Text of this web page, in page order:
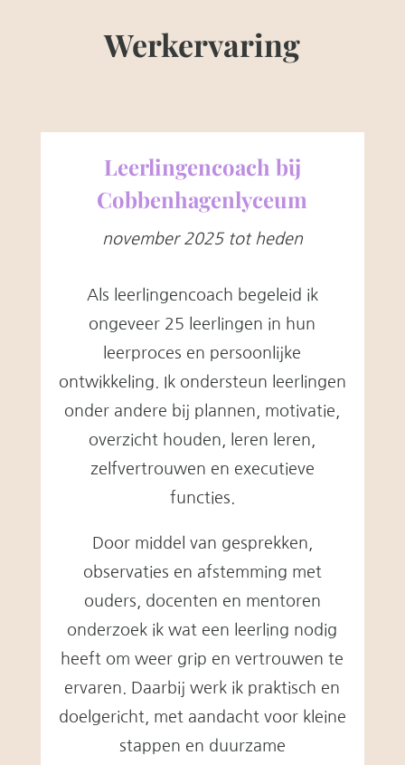
Werkervaring
Leerlingencoach bij
Cobbenhagenlyceum
november 2025 tot heden
Als leerlingencoach begeleid ik
ongeveer 25 leerlingen in hun
leerproces en persoonlijke
ontwikkeling. Ik ondersteun leerlingen
onder andere bij plannen, motivatie,
overzicht houden, leren leren,
zelfvertrouwen en executieve
functies.
Door middel van gesprekken,
observaties en afstemming met
ouders, docenten en mentoren
onderzoek ik wat een leerling nodig
heeft om weer grip en vertrouwen te
ervaren. Daarbij werk ik praktisch en
doelgericht, met aandacht voor kleine
stappen en duurzame